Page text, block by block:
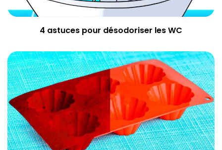
4 astuces pour désodoriser les WC